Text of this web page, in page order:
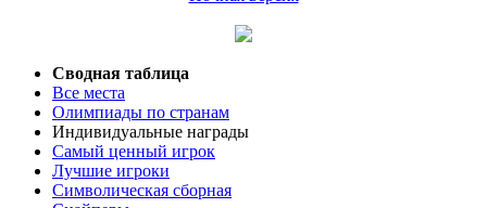
Сводная таблица
Все места
Олимпиады по странам
Индивидуальные награды
Самый ценный игрок
Лучшие игроки
Символическая сборная